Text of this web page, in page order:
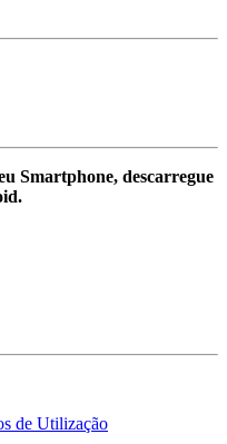
Smartphone, descarregue
de Utilização